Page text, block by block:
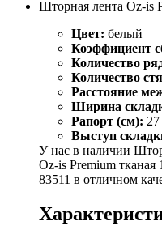
Шторная лента Oz-is
Цвет: белый
Коэффициент
Количество
Количество
Расстояние
Ширина
Рапорт (см): 27
Выступ
У нас в наличии
Oz-is Premium тканая
83511 в отличном